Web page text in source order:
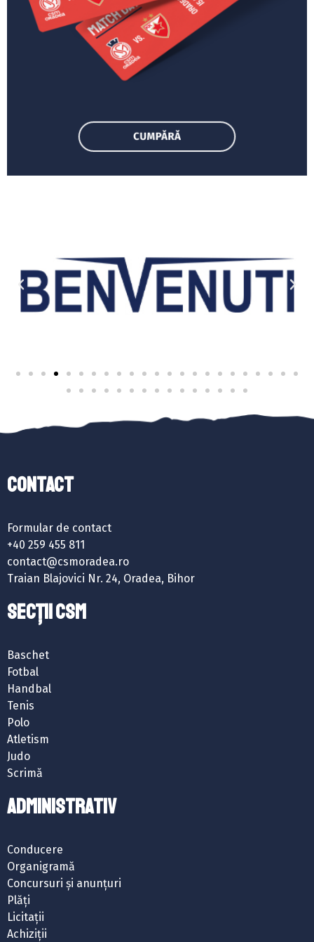
Contact
Formular de contact
+40 259 455 811
contact@csmoradea.ro
Traian Blajovici Nr. 24, Oradea, Bihor
SECȚII CSM
Baschet
Fotbal
Handbal
Tenis
Polo
Atletism
Judo
Scrimă
ADMINISTRATIV
Conducere
Organigramă
Concursuri și anunțuri
Plăți
Licitații
Achiziții